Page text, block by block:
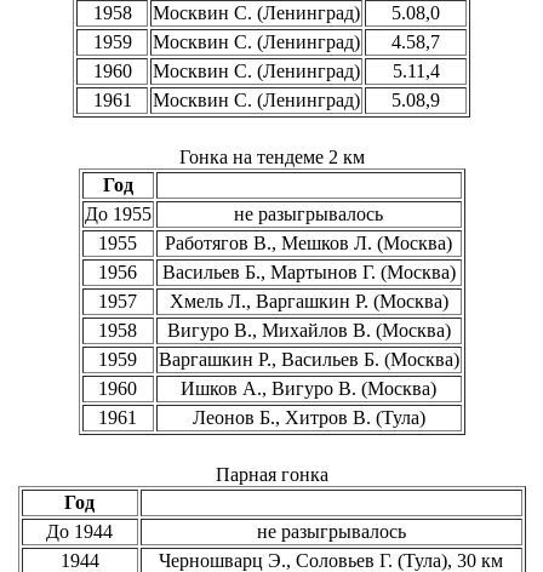
1958
Москвин С. (Ленинград)
5.08,0
1959
Москвин С. (Ленинград)
4.58,7
1960
Москвин С. (Ленинград)
5.11,4
1961
Москвин С. (Ленинград) 5.08,9
Гонка на тендеме 2 км
Год
До 1955
не разыгрывалось
1955
Работягов В., Мешков Л. (Москва)
1956
Васильев Б., Мартынов Г. (Москва)
1957
Хмель Л., Варгашкин Р. (Москва)
1958
Вигуро В., Михайлов В. (Москва)
1959
Варгашкин Р., Васильев Б. (Москва)
1960
Ишков А., Вигуро В. (Москва)
1961
Леонов Б., Хитров В. (Тула)
Парная гонка
Год
До 1944
не разыгрывалось
1944
Черношварц Э., Соловьев Г. (Тула), 30 км